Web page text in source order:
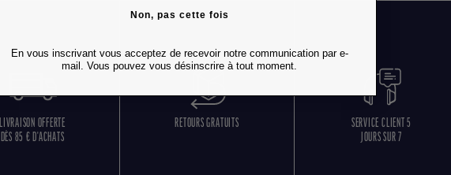
LIVRAISON OFFERTE
DÈS 85 € D'ACHATS
RETOURS GRATUITS
SERVICE CLIENT 5
JOURS SUR 7
Non, pas cette fois
En vous inscrivant vous acceptez de recevoir notre communication par e-
mail. Vous pouvez vous désinscrire à tout moment.